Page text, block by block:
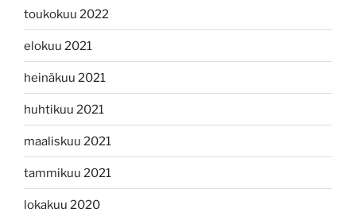
toukokuu 2022
elokuu 2021
heinäkuu 2021
huhtikuu 2021
maaliskuu 2021
tammikuu 2021
lokakuu 2020